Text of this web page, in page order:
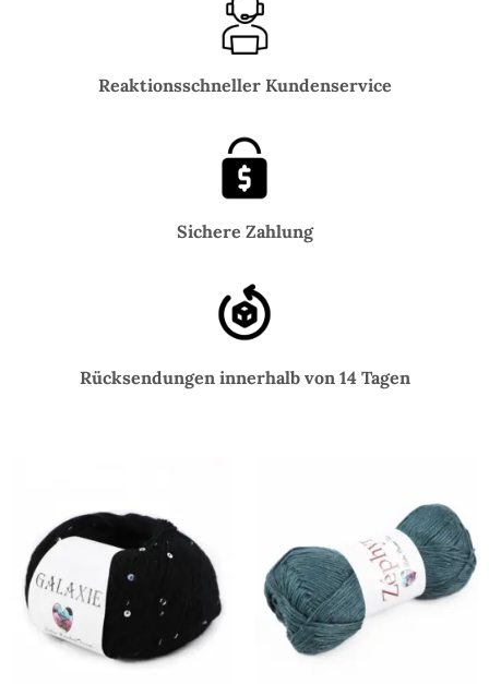
Reaktionsschneller Kundenservice
Sichere Zahlung
Rücksendungen innerhalb von 14 Tagen